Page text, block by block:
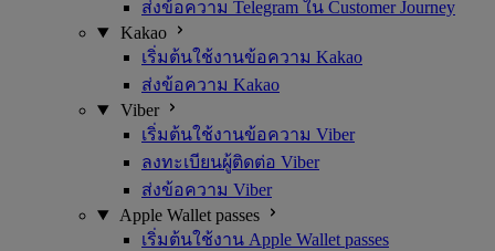
ส่งข้อความ Telegram ใน Customer Journey
Kakao
เริ่มต้นใช้งานข้อความ Kakao
ส่งข้อความ Kakao
Viber
เริ่มต้นใช้งานข้อความ Viber
ลงทะเบียนผู้ติดต่อ Viber
ส่งข้อความ Viber
Apple Wallet passes
เริ่มต้นใช้งาน Apple Wallet passes